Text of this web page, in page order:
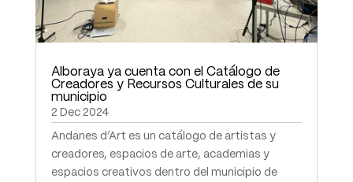
Alboraya ya cuenta con el Catálogo de
Creadores y Recursos Culturales de su
municipio
2 Dec 2024
Andanes d’Art es un catálogo de artistas y
creadores, espacios de arte, academias y
espacios creativos dentro del municipio de